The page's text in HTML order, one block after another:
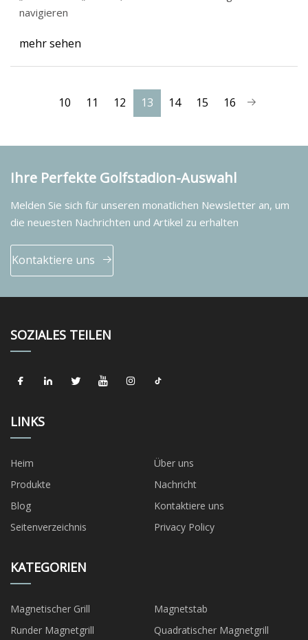
navigieren
mehr sehen
10 11 12 13 14 15 16
Ihre Perfekte Golfstadion-Auswahl
Melden Sie sich für unseren monatlichen Newsletter an, um
die neuesten Nachrichten und Artikel zu erhalten
Kontaktiere uns
SOZIALES TEILEN
LINKS
Heim
Über uns
Produkte
Nachricht
Blog
Kontaktiere uns
Seitenverzeichnis
Privacy Policy
KATEGORIEN
Magnetischer Grill
Magnetstab
Runder Magnetgrill
Quadratischer Magnetgrill